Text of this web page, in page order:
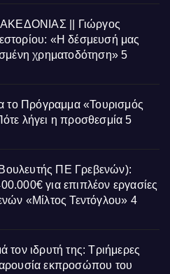
|| Γιώργος
«Η δέσμευσή μας
χρηματοδότηση» 5
το Πρόγραμμα «Τουρισμός
λήγει η προσθεσμία 5
ΠΕ Γρεβενών):
για επιπλέον εργασίες
«Μίλτος Τεντόγλου» 4
τον ιδρυτή της: Τριήμερες
εκπροσώπου του